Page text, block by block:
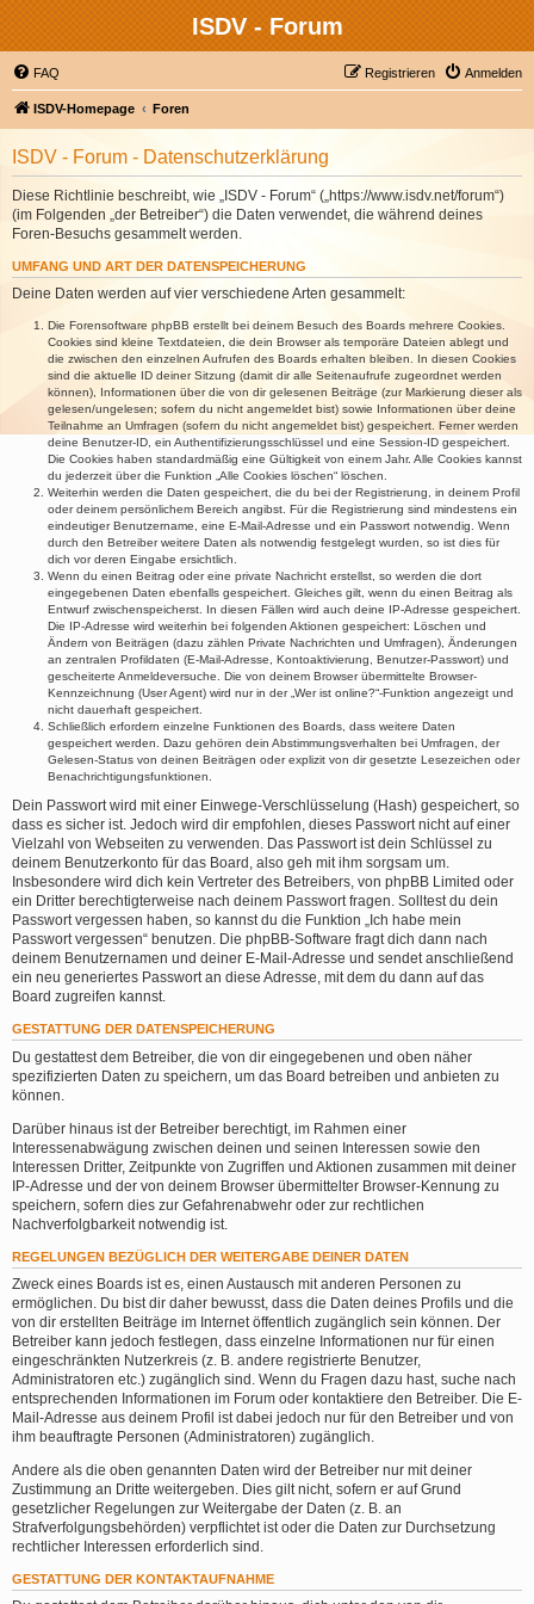
ISDV - Forum
FAQ Anmelden
Registrieren
ISDV-Homepage Foren
ISDV - Forum - Datenschutzerklärung
Diese Richtlinie beschreibt, wie „ISDV - Forum“ („https://www.isdv.net/forum“)
(im Folgenden „der Betreiber“) die Daten verwendet, die während deines
Foren-Besuchs gesammelt werden.
UMFANG UND ART DER DATENSPEICHERUNG
Deine Daten werden auf vier verschiedene Arten gesammelt:
Die Forensoftware phpBB erstellt bei deinem Besuch des Boards mehrere Cookies.
Cookies sind kleine Textdateien, die dein Browser als temporäre Dateien ablegt und
die zwischen den einzelnen Aufrufen des Boards erhalten bleiben. In diesen Cookies
sind die aktuelle ID deiner Sitzung (damit dir alle Seitenaufrufe zugeordnet werden
können), Informationen über die von dir gelesenen Beiträge (zur Markierung dieser als
gelesen/ungelesen; sofern du nicht angemeldet bist) sowie Informationen über deine
Teilnahme an Umfragen (sofern du nicht angemeldet bist) gespeichert. Ferner werden
deine Benutzer-ID, ein Authentifizierungsschlüssel und eine Session-ID gespeichert.
Die Cookies haben standardmäßig eine Gültigkeit von einem Jahr. Alle Cookies kannst
du jederzeit über die Funktion „Alle Cookies löschen“ löschen.
Weiterhin werden die Daten gespeichert, die du bei der Registrierung, in deinem Profil
oder deinem persönlichem Bereich angibst. Für die Registrierung sind mindestens ein
eindeutiger Benutzername, eine E-Mail-Adresse und ein Passwort notwendig. Wenn
durch den Betreiber weitere Daten als notwendig festgelegt wurden, so ist dies für
dich vor deren Eingabe ersichtlich.
Wenn du einen Beitrag oder eine private Nachricht erstellst, so werden die dort
eingegebenen Daten ebenfalls gespeichert. Gleiches gilt, wenn du einen Beitrag als
Entwurf zwischenspeicherst. In diesen Fällen wird auch deine IP-Adresse gespeichert.
Die IP-Adresse wird weiterhin bei folgenden Aktionen gespeichert: Löschen und
Ändern von Beiträgen (dazu zählen Private Nachrichten und Umfragen), Änderungen
an zentralen Profildaten (E-Mail-Adresse, Kontoaktivierung, Benutzer-Passwort) und
gescheiterte Anmeldeversuche. Die von deinem Browser übermittelte Browser-
Kennzeichnung (User Agent) wird nur in der „Wer ist online?“-Funktion angezeigt und
nicht dauerhaft gespeichert.
Schließlich erfordern einzelne Funktionen des Boards, dass weitere Daten
gespeichert werden. Dazu gehören dein Abstimmungsverhalten bei Umfragen, der
Gelesen-Status von deinen Beiträgen oder explizit von dir gesetzte Lesezeichen oder
Benachrichtigungsfunktionen.
Dein Passwort wird mit einer Einwege-Verschlüsselung (Hash) gespeichert, so
dass es sicher ist. Jedoch wird dir empfohlen, dieses Passwort nicht auf einer
Vielzahl von Webseiten zu verwenden. Das Passwort ist dein Schlüssel zu
deinem Benutzerkonto für das Board, also geh mit ihm sorgsam um.
Insbesondere wird dich kein Vertreter des Betreibers, von phpBB Limited oder
ein Dritter berechtigterweise nach deinem Passwort fragen. Solltest du dein
Passwort vergessen haben, so kannst du die Funktion „Ich habe mein
Passwort vergessen“ benutzen. Die phpBB-Software fragt dich dann nach
deinem Benutzernamen und deiner E-Mail-Adresse und sendet anschließend
ein neu generiertes Passwort an diese Adresse, mit dem du dann auf das
Board zugreifen kannst.
GESTATTUNG DER DATENSPEICHERUNG
Du gestattest dem Betreiber, die von dir eingegebenen und oben näher
spezifizierten Daten zu speichern, um das Board betreiben und anbieten zu
können.
Darüber hinaus ist der Betreiber berechtigt, im Rahmen einer
Interessenabwägung zwischen deinen und seinen Interessen sowie den
Interessen Dritter, Zeitpunkte von Zugriffen und Aktionen zusammen mit deiner
IP-Adresse und der von deinem Browser übermittelter Browser-Kennung zu
speichern, sofern dies zur Gefahrenabwehr oder zur rechtlichen
Nachverfolgbarkeit notwendig ist.
REGELUNGEN BEZÜGLICH DER WEITERGABE DEINER DATEN
Zweck eines Boards ist es, einen Austausch mit anderen Personen zu
ermöglichen. Du bist dir daher bewusst, dass die Daten deines Profils und die
von dir erstellten Beiträge im Internet öffentlich zugänglich sein können. Der
Betreiber kann jedoch festlegen, dass einzelne Informationen nur für einen
eingeschränkten Nutzerkreis (z. B. andere registrierte Benutzer,
Administratoren etc.) zugänglich sind. Wenn du Fragen dazu hast, suche nach
entsprechenden Informationen im Forum oder kontaktiere den Betreiber. Die E-
Mail-Adresse aus deinem Profil ist dabei jedoch nur für den Betreiber und von
ihm beauftragte Personen (Administratoren) zugänglich.
Andere als die oben genannten Daten wird der Betreiber nur mit deiner
Zustimmung an Dritte weitergeben. Dies gilt nicht, sofern er auf Grund
gesetzlicher Regelungen zur Weitergabe der Daten (z. B. an
Strafverfolgungsbehörden) verpflichtet ist oder die Daten zur Durchsetzung
rechtlicher Interessen erforderlich sind.
GESTATTUNG DER KONTAKTAUFNAHME